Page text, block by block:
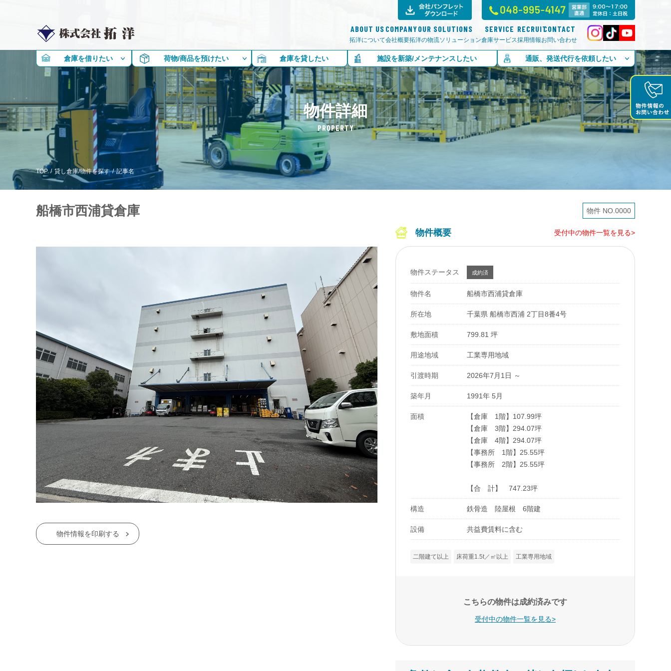
拓洋について
ABOUT US
会社概要
COMPANY
拓洋の物流ソリューション
OUR SOLUTIONS
倉庫サービス
SERVICE
採用情報
RECRUIT
お問い合わせ
CONTACT
倉庫を借りたい 荷物/商品を預けたい 倉庫を貸したい 施設を新築/メンテナンスしたい 通販、発送代行を依頼したい
物件詳細
PROPERTY
TOP / 貸し倉庫/物件を探す / 記事名
物件 NO.0000
船橋市西浦貸倉庫
物件情報を印刷する
物件概要 受付中の物件一覧を見る>
物件ステータス 成約済
物件名 船橋市西浦貸倉庫
所在地 千葉県 船橋市西浦 2丁目8番4号
敷地面積 799.81 坪
用途地域 工業専用地域
引渡時期 2026年7月1日 ～
築年月 1991年 5月
面積
【倉庫 1階】107.99坪
【倉庫 3階】294.07坪
【倉庫 4階】294.07坪
【事務所 1階】25.55坪
【事務所 2階】25.55坪
【合 計】 747.23坪
構造 鉄骨造 陸屋根 6階建
設備 共益費賃料に含む
二階建て以上 床荷重1.5t／㎡以上 工業専用地域
こちらの物件は成約済みです
受付中の物件一覧を見る>